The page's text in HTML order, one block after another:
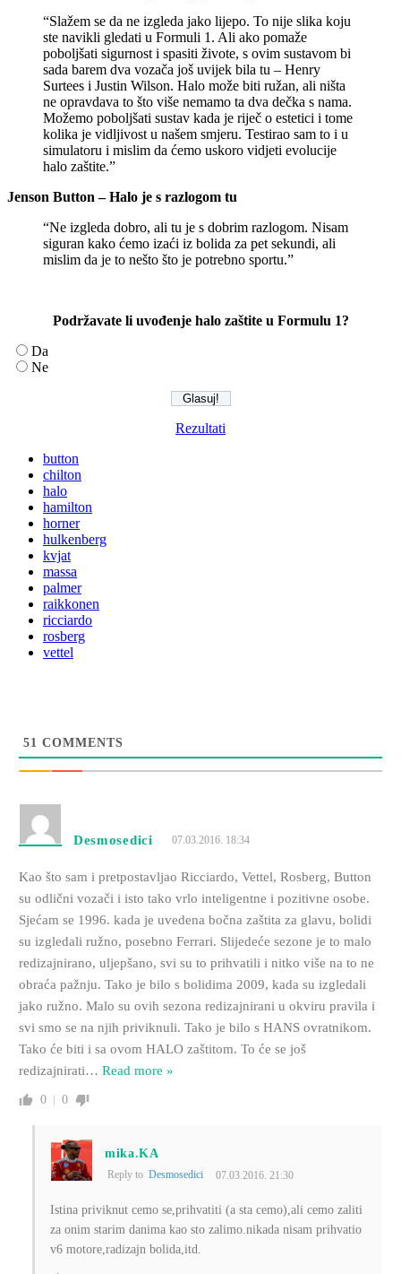
“Slažem se da ne izgleda jako lijepo. To nije slika koju
ste navikli gledati u Formuli 1. Ali ako pomaže
poboljšati sigurnost i spasiti živote, s ovim sustavom bi
sada barem dva vozača još uvijek bila tu – Henry
Surtees i Justin Wilson. Halo može biti ružan, ali ništa
ne opravdava to što više nemamo ta dva dečka s nama.
Možemo poboljšati sustav kada je riječ o estetici i tome
kolika je vidljivost u našem smjeru. Testirao sam to i u
simulatoru i mislim da ćemo uskoro vidjeti evolucije
halo zaštite.”
Jenson Button – Halo je s razlogom tu
“Ne izgleda dobro, ali tu je s dobrim razlogom. Nisam
siguran kako ćemo izaći iz bolida za pet sekundi, ali
mislim da je to nešto što je potrebno sportu.”
Podržavate li uvođenje halo zaštite u Formulu 1?
Da
Ne
Rezultati
button
chilton
halo
hamilton
horner
hulkenberg
kvjat
massa
palmer
raikkonen
ricciardo
rosberg
vettel
51 COMMENTS
Desmosedici 07.03.2016. 18:34
Kao što sam i pretpostavljao Ricciardo, Vettel, Rosberg, Button
su odlični vozači i isto tako vrlo inteligentne i pozitivne osobe.
Sjećam se 1996. kada je uvedena bočna zaštita za glavu, bolidi
su izgledali ružno, posebno Ferrari. Slijedeće sezone je to malo
redizajnirano, uljepšano, svi su to prihvatili i nitko više na to ne
obraća pažnju. Tako je bilo s bolidima 2009, kada su izgledali
jako ružno. Malo su ovih sezona redizajnirani u okviru pravila i
svi smo se na njih priviknuli. Tako je bilo s HANS ovratnikom.
Tako će biti i sa ovom HALO zaštitom. To će se još
redizajnirati… Read more »
0 0
mika.KA
Reply to Desmosedici 07.03.2016. 21:30
Istina priviknut cemo se,prihvatiti (a sta cemo),ali cemo zaliti
za onim starim danima kao sto zalimo.nikada nisam prihvatio
v6 motore,radizajn bolida,itd.